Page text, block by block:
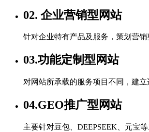
02. 企业营销型网站
针对企业特有产品及服务，策划营销
03.功能定制型网站
对网站所承载的服务项目不同，建立
04.GEO推广型网站
主要针对豆包、DEEPSEEK、元宝